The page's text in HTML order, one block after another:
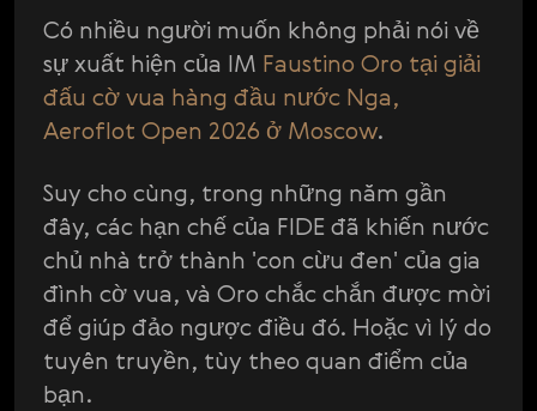
World Chess Weekly
Có nhiều người muốn không phải nói về
sự xuất hiện của IM Faustino Oro tại giải
đấu cờ vua hàng đầu nước Nga,
Aeroflot Open 2026 ở Moscow.
Suy cho cùng, trong những năm gần
đây, các hạn chế của FIDE đã khiến nước
chủ nhà trở thành 'con cừu đen' của gia
đình cờ vua, và Oro chắc chắn được mời
để giúp đảo ngược điều đó. Hoặc vì lý do
tuyên truyền, tùy theo quan điểm của
bạn.